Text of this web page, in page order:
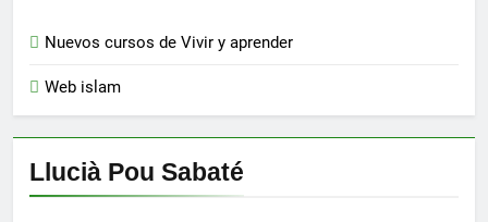
Nuevos cursos de Vivir y aprender
Web islam
Llucià Pou Sabaté